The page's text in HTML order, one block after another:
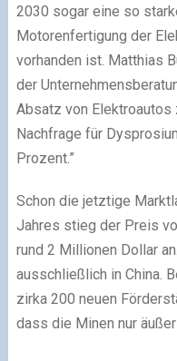
2030 sogar eine so
Motorenfertigung der
vorhanden ist. Matthias
der
Absatz von
Nachfrage für
Prozent.”
Schon die jetztige
Jahres stieg der Preis
rund 2 Millionen Dollar
ausschließlich in China.
zirka 200 neuen
dass die Minen nur